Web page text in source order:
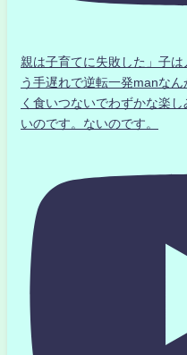
親は子育てに失敗した」子
う手遅れで逆転一発manな
く食いつないでわずかな楽
いのです。ないのです。